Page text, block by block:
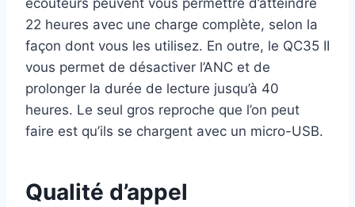
écouteurs peuvent vous permettre d’atteindre
22 heures avec une charge complète, selon la
façon dont vous les utilisez. En outre, le QC35 II
vous permet de désactiver l’ANC et de
prolonger la durée de lecture jusqu’à 40
heures. Le seul gros reproche que l’on peut
faire est qu’ils se chargent avec un micro-USB.
Qualité d’appel